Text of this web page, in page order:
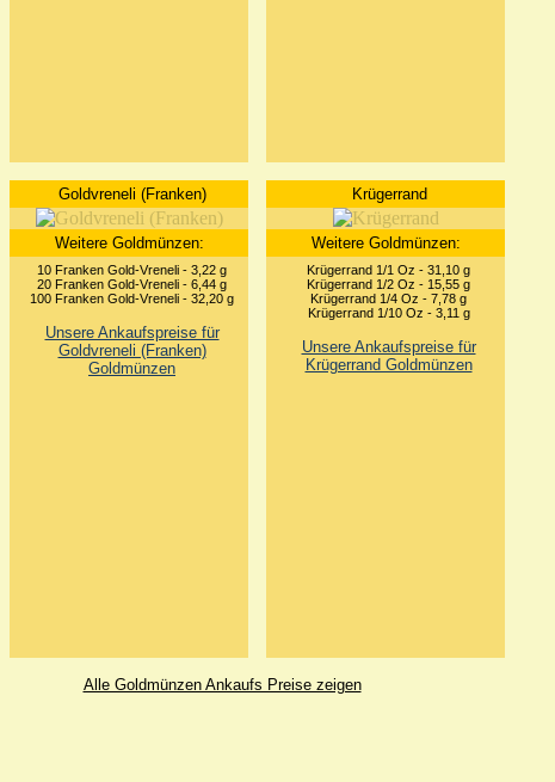
Goldvreneli (Franken)
Weitere Goldmünzen:
10 Franken Gold-Vreneli - 3,22 g
20 Franken Gold-Vreneli - 6,44 g
100 Franken Gold-Vreneli - 32,20 g
Unsere Ankaufspreise für
Goldvreneli (Franken)
Goldmünzen
Krügerrand
Weitere Goldmünzen:
Krügerrand 1/1 Oz - 31,10 g
Krügerrand 1/2 Oz - 15,55 g
Krügerrand 1/4 Oz - 7,78 g
Krügerrand 1/10 Oz - 3,11 g
Unsere Ankaufspreise für
Krügerrand Goldmünzen
Alle Goldmünzen Ankaufs Preise zeigen